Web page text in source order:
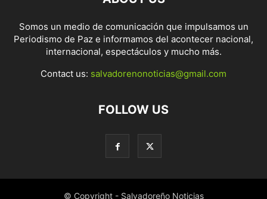
Somos un medio de comunicación que impulsamos un
Periodismo de Paz e informamos del acontecer nacional,
internacional, espectáculos y mucho más.
Contact us: salvadorenonoticias@gmail.com
FOLLOW US
© Copyright - Salvadoreño Noticias